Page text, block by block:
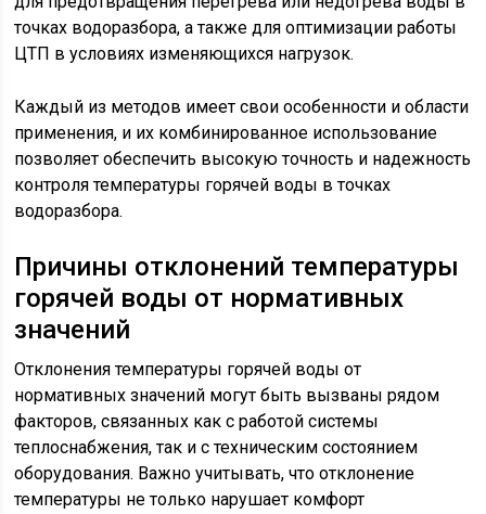
точках водоразбора, а также для оптимизации работы
ЦТП в условиях изменяющихся нагрузок.
Каждый из методов имеет свои особенности и области
применения, и их комбинированное использование
позволяет обеспечить высокую точность и надежность
контроля температуры горячей воды в точках
водоразбора.
Причины отклонений температуры
горячей воды от нормативных
значений
Отклонения температуры горячей воды от
нормативных значений могут быть вызваны рядом
факторов, связанных как с работой системы
теплоснабжения, так и с техническим состоянием
оборудования. Важно учитывать, что отклонение
температуры не только нарушает комфорт